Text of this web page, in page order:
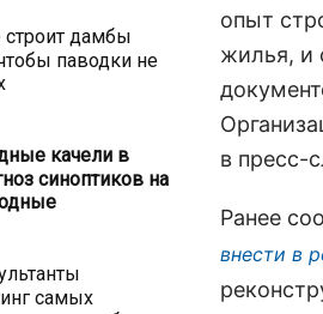
строит дамбы
паводки не
качели в
синоптиков на
самых
опыт
жилья, и
в пресс-
Ранее
внести в